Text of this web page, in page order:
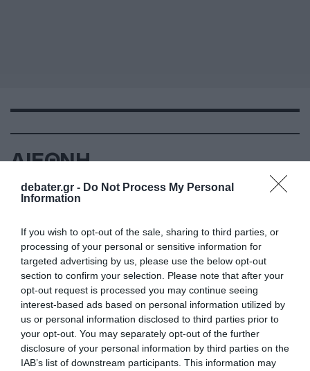
debater.gr - Do Not Process My Personal
Information
If you wish to opt-out of the sale, sharing to third parties, or
processing of your personal or sensitive information for
targeted advertising by us, please use the below opt-out
section to confirm your selection. Please note that after your
opt-out request is processed you may continue seeing
interest-based ads based on personal information utilized by
us or personal information disclosed to third parties prior to
your opt-out. You may separately opt-out of the further
disclosure of your personal information by third parties on the
IAB’s list of downstream participants. This information may
ΔΙΕΘΝΗ